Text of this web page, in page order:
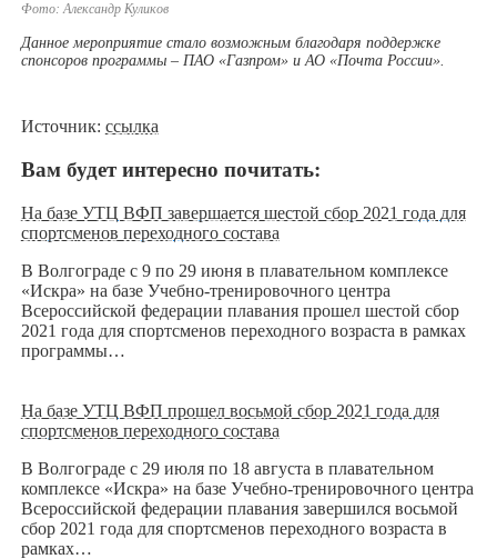
Фото: Александр Куликов
Данное мероприятие стало возможным благодаря поддержке
спонсоров программы – ПАО «Газпром» и АО «Почта России».
Источник: ссылка
Вам будет интересно почитать:
На базе УТЦ ВФП завершается шестой сбор 2021 года для
спортсменов переходного состава
В Волгограде с 9 по 29 июня в плавательном комплексе
«Искра» на базе Учебно-тренировочного центра
Всероссийской федерации плавания прошел шестой сбор
2021 года для спортсменов переходного возраста в рамках
программы…
На базе УТЦ ВФП прошел восьмой сбор 2021 года для
спортсменов переходного состава
В Волгограде с 29 июля по 18 августа в плавательном
комплексе «Искра» на базе Учебно-тренировочного центра
Всероссийской федерации плавания завершился восьмой
сбор 2021 года для спортсменов переходного возраста в
рамках…